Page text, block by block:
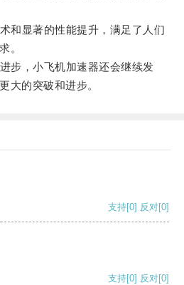
显著的性能提升，满足了人们
。
，小飞机加速器还会继续发
大的突破和进步。
支持[0] 反对[0]
支持[0] 反对[0]